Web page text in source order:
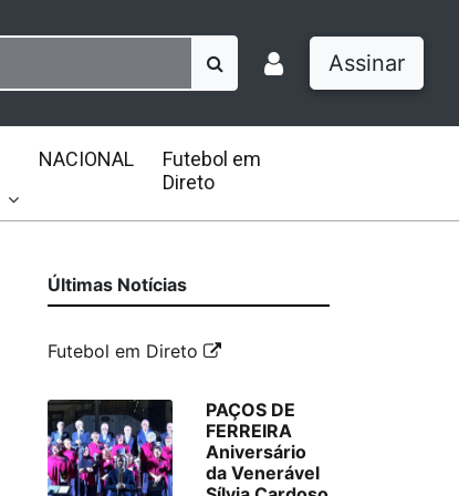
Assinar
NACIONAL
Futebol em
Direto
Últimas Notícias
Futebol em Direto
PAÇOS DE
FERREIRA
Aniversário
da Venerável